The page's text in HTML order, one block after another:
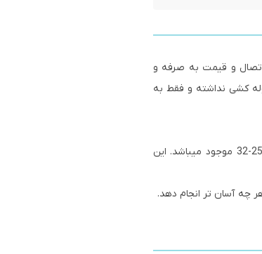
اتصال و قیمت به صرفه و
کشی نداشته و فقط به
فنر خم کن وسیله ای کاربردی و مقرون به صرفه برای خم کردن لوله های پنج لایه میباشد که در چهار سایز16-20-25-32 موجود میباشد. این